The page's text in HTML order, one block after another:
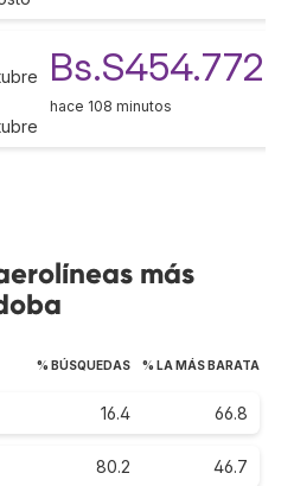
Bs.S454.772
hace 108 minutos
más
% BÚSQUEDAS % LA MÁS BARATA
16.4 66.8
80.2 46.7